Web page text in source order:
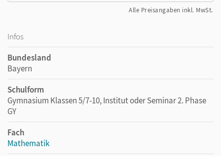
Alle Preisangaben inkl. MwSt.
Infos
Bundesland
Bayern
Schulform
Gymnasium Klassen 5/7-10, Institut oder Seminar 2. Phase
GY
Fach
Mathematik